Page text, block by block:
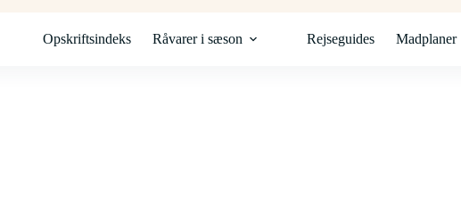
Opskriftsindeks Råvarer i sæson Rejseguides Madplaner